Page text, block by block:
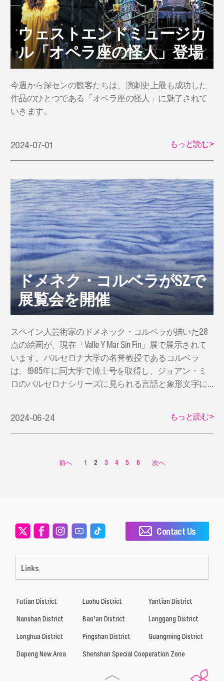
ウェストエンドミュージカ
ル「オペラ座の怪人」登場
今週から深センの観客たちは、演劇史上最も成功した
作品のひとつである「オペラ座の怪人」に魅了されて
いきます。
2024-07-01 もっと読む>
ドメネク・コルベラがSZで
展覧会を開催
スペイン人芸術家のドメネック・コルベラが描いた28
点の絵画が、現在「Valle Y Mar Sin Fin」展で展示されて
います。バルセロナ大学の名誉教授であるコルベラ
は、1985年に同大学で博士号を取得し、ジョアン・ミ
ロのバルセロナシリーズに見られる言語と象形文字に
2024-06-24 もっと読む>
前へ 1 2 3 4 5 6 次へ
Links
Contact Us
Futian District Luohu District
Yantian District
Nanshan District
Bao’an District
Longgang District
Longhua District
Pingshan District
Guangming District
Dapeng New Area
Shenshan Special Cooperation Zone